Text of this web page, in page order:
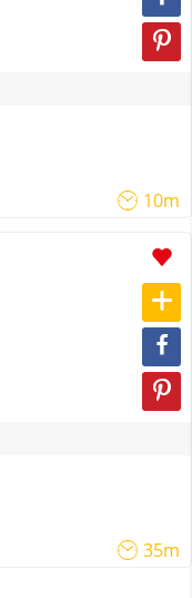
10m
35m